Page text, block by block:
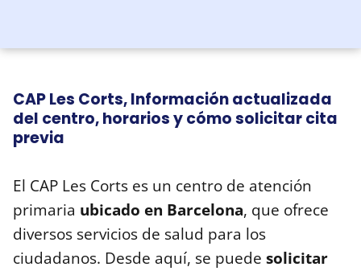
CAP Les Corts, Información actualizada
del centro, horarios y cómo solicitar cita
previa
El CAP Les Corts es un centro de atención
primaria ubicado en Barcelona, que ofrece
diversos servicios de salud para los
ciudadanos. Desde aquí, se puede solicitar